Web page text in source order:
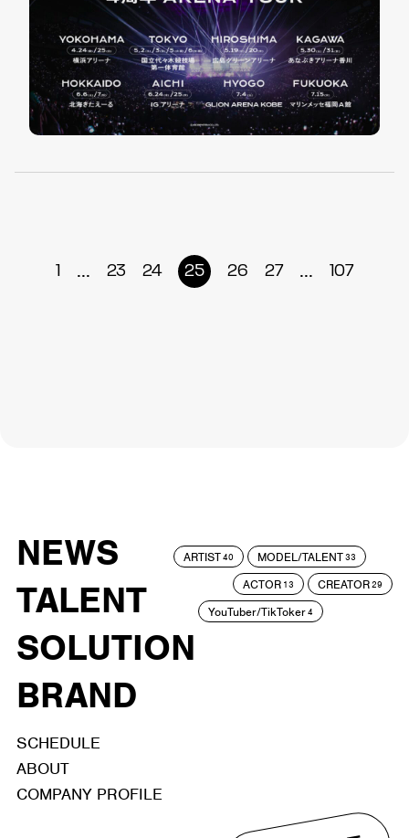
1 ... 23 24 25 26 27 ... 107
NEWS
TALENT
SOLUTION
BRAND
ARTIST40 MODEL/TALENT33
ACTOR 13 CREATOR29
YouTuber/TikToker4
SCHEDULE
ABOUT
COMPANY PROFILE